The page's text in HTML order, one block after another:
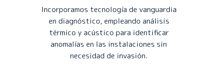
Incorporamos tecnología de vanguardia
en diagnóstico, empleando análisis
térmico y acústico para identificar
anomalías en las instalaciones sin
necesidad de invasión.